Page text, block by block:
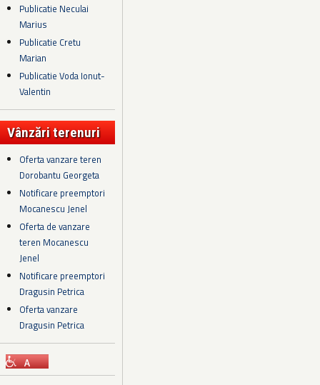
Publicatie Neculai
Marius
Publicatie Cretu
Marian
Publicatie Voda Ionut-
Valentin
Vânzări terenuri
Oferta vanzare teren
Dorobantu Georgeta
Notificare preemptori
Mocanescu Jenel
Oferta de vanzare
teren Mocanescu
Jenel
Notificare preemptori
Dragusin Petrica
Oferta vanzare
Dragusin Petrica